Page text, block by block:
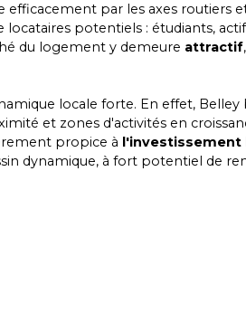
efficacement par les axes routiers
potentiels : étudiants,
du logement y demeure attractif
locale forte. En effet,
et zones d'activités en
propice à l'investissement
dynamique, à fort potentiel de